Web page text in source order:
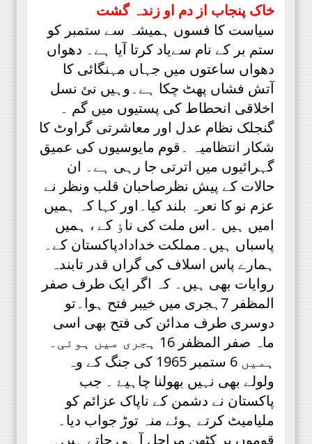
خاک پنجاب از دم او زندہ گشت
سیاست کا فسوں ہمیشہ سے ستمبر کو
ستم بر کے نام سےیاد کرتا آیا ہے۔ دھواں
دھواں ساعتوں میں جہاں مہنگائی کا
آتش فشاں پھٹ چکا ہے۔وہیں نئ نسل
اخلاقی انحطاط کی پستیوں میں گم ۔
گنجلک نظام عدل اور معاشرتی گراوٹ کا
شکار انتظامیہ ۔قوم مایوسیوں کی عمیق
گہرائیوں میں اترتی جا رہی ہے۔ ان
حالات کے پیش نظرصاحبان قلب ونظر نے
عزم نو کا نعرہ بلند کیا۔اور کہا کہ ہمیں
امیں ہیں ۔اس ملت کی ناٶ کے ، ہمیں
پاسباں ہیں۔مملکت خدادادپاکستان کے۔
ہمارے پاس اسلاف کی گراں قدر تابندہ
روایات بھی ہیں۔ کہ اگر ایک طرف صفر
المظفر 7ہجری میں خیبر فتح ہوا۔تو
دوسری طرف مدائن کی فتح بھی اسی
ماہ صفر المظفر 16 ہجری میں ہوئی۔
ہمیں 6 ستمبر 1965 کی جنگ کے وہ
ولولے بھی نہیں بھولنا چاہیۓ ۔ جب
پاکستان نے دشمن کے ناپاک عزائم کو
ملیامیٹ کرتے ہوئے منہ توڑ جواب دیا۔
قوموں پر کٹھن مراحل آ ہی جاتے ہیں۔